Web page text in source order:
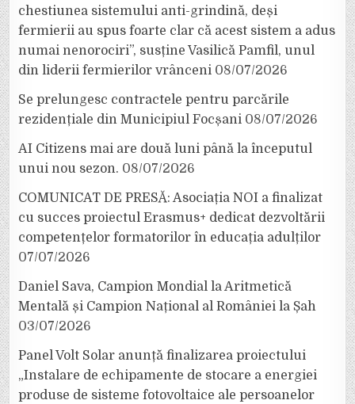
chestiunea sistemului anti-grindină, deși
fermierii au spus foarte clar că acest sistem a adus
numai nenorociri”, susține Vasilică Pamfil, unul
din liderii fermierilor vrânceni 08/07/2026
Se prelungesc contractele pentru parcările
rezidențiale din Municipiul Focșani 08/07/2026
AI Citizens mai are două luni până la începutul
unui nou sezon. 08/07/2026
COMUNICAT DE PRESĂ: Asociația NOI a finalizat
cu succes proiectul Erasmus+ dedicat dezvoltării
competențelor formatorilor în educația adulților
07/07/2026
Daniel Sava, Campion Mondial la Aritmetică
Mentală și Campion Național al României la Șah
03/07/2026
Panel Volt Solar anunță finalizarea proiectului
„Instalare de echipamente de stocare a energiei
produse de sisteme fotovoltaice ale persoanelor